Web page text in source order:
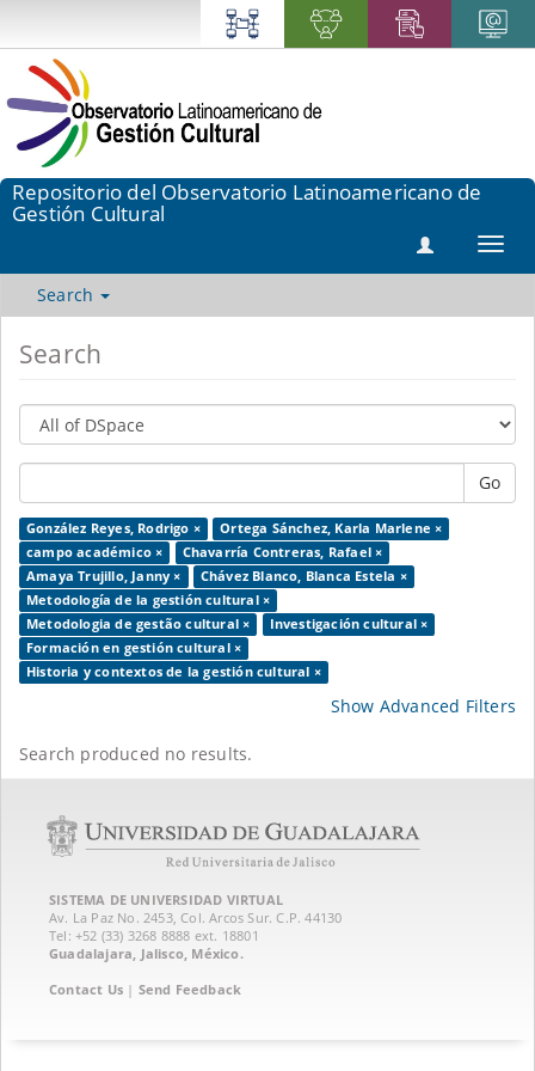
Repositorio del Observatorio Latinoamericano de
Gestión Cultural
Search
Search
Go
González Reyes, Rodrigo ×
Ortega Sánchez, Karla Marlene ×
campo académico ×
Chavarría Contreras, Rafael ×
Amaya Trujillo, Janny ×
Chávez Blanco, Blanca Estela ×
Metodología de la gestión cultural ×
Metodologia de gestão cultural ×
Investigación cultural ×
Formación en gestión cultural ×
Historia y contextos de la gestión cultural ×
Show Advanced Filters
Search produced no results.
SISTEMA DE UNIVERSIDAD VIRTUAL
Av. La Paz No. 2453, Col. Arcos Sur. C.P. 44130
Tel: +52 (33) 3268 8888‏ ext. 18801
Guadalajara, Jalisco, México.
Contact Us | Send Feedback